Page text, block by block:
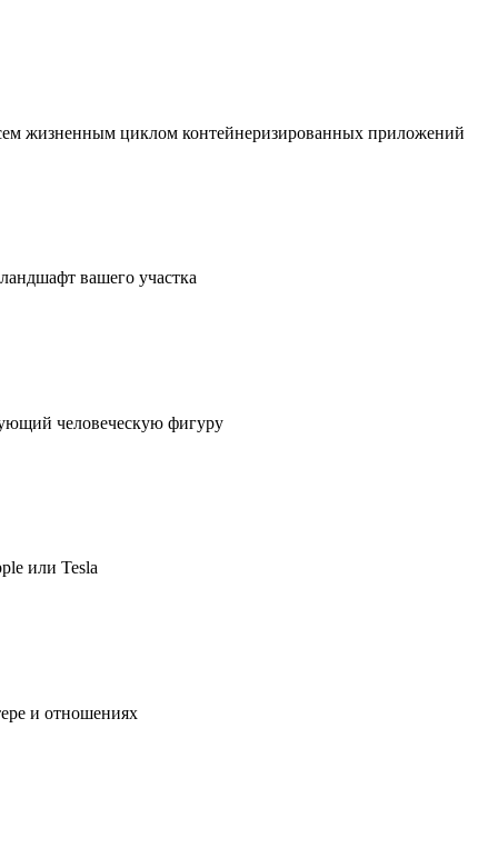
жизненным циклом контейнеризированных приложений
вашего участка
человеческую фигуру
или Tesla
и отношениях